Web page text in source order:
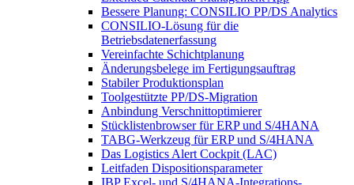
Bessere Planung: CONSILIO PP/DS Analytics
CONSILIO-Lösung für die
Betriebsdatenerfassung
Vereinfachte Schichtplanung
Änderungsbelege im Fertigungsauftrag
Stabiler Produktionsplan
Toolgestützte PP/DS-Migration
Anbindung Verschnittoptimierer
Stücklistenbrowser für ERP und S/4HANA
TABG-Werkzeug für ERP und S/4HANA
Das Logistics Alert Cockpit (LAC)
Leitfaden Dispositionsparameter
IBP Excel- und S/4HANA-Integrations-